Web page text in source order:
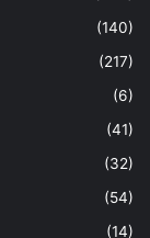
(140)
(217)
(6)
(41)
(32)
(54)
(14)